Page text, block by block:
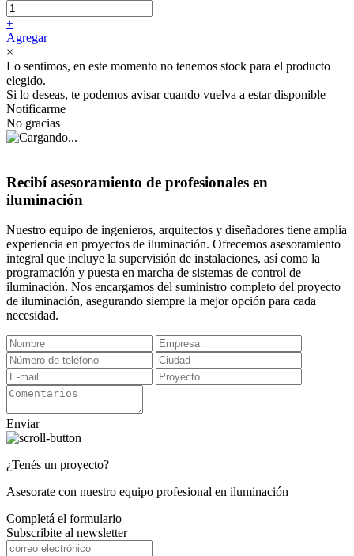
+
Agregar
×
Lo sentimos, en este momento no tenemos stock para el producto
elegido.
Si lo deseas, te podemos avisar cuando vuelva a estar disponible
Notificarme
No gracias
Recibí asesoramiento de profesionales en
iluminación
Nuestro equipo de ingenieros, arquitectos y diseñadores tiene amplia
experiencia en proyectos de iluminación. Ofrecemos asesoramiento
integral que incluye la supervisión de instalaciones, así como la
programación y puesta en marcha de sistemas de control de
iluminación. Nos encargamos del suministro completo del proyecto
de iluminación, asegurando siempre la mejor opción para cada
necesidad.
Enviar
¿Tenés un proyecto?
Asesorate con nuestro equipo profesional en iluminación
Completá el formulario
Subscribite al newsletter